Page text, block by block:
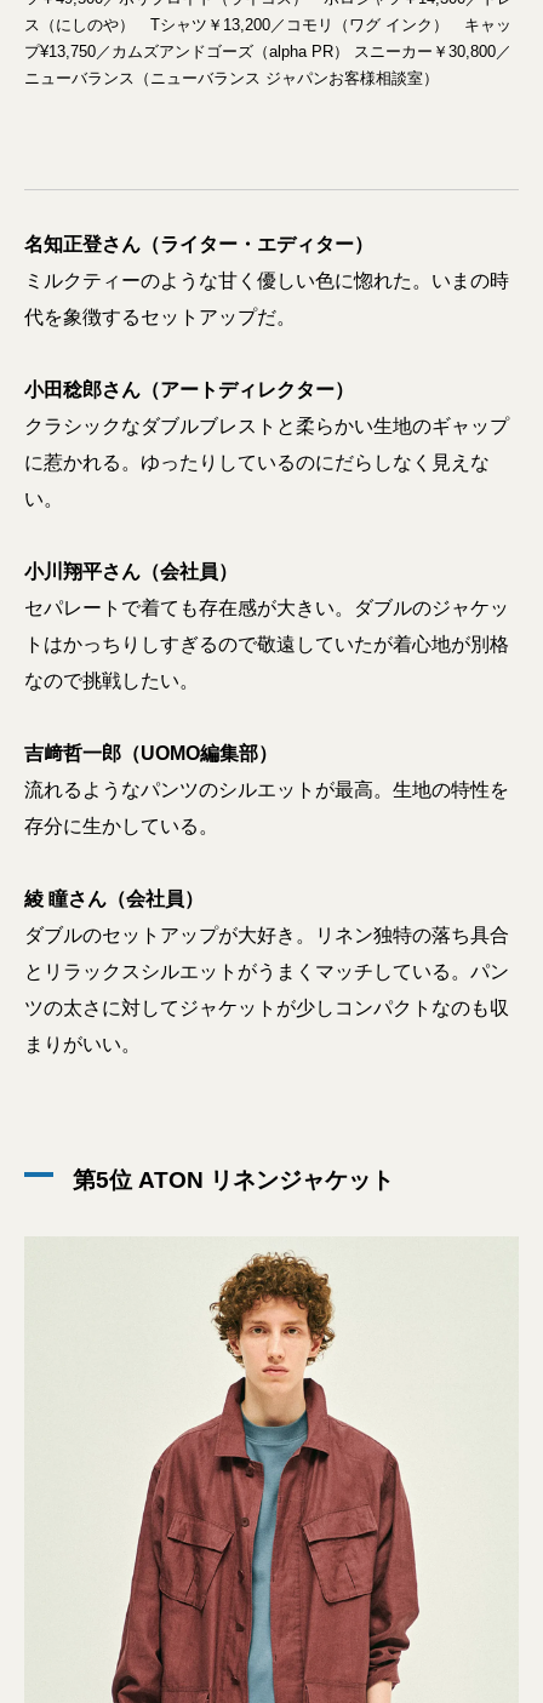
ス（にしのや） Tシャツ￥13,200／コモリ（ワグ インク） キャッ
プ¥13,750／カムズアンドゴーズ（alpha PR） スニーカー￥30,800／
ニューバランス（ニューバランス ジャパンお客様相談室）
名知正登さん（ライター・エディター）
ミルクティーのような甘く優しい色に惚れた。いまの時
代を象徴するセットアップだ。
小田稔郎さん（アートディレクター）
クラシックなダブルブレストと柔らかい生地のギャップ
に惹かれる。ゆったりしているのにだらしなく見えな
い。
小川翔平さん（会社員）
セパレートで着ても存在感が大きい。ダブルのジャケッ
トはかっちりしすぎるので敬遠していたが着心地が別格
なので挑戦したい。
吉﨑哲一郎（UOMO編集部）
流れるようなパンツのシルエットが最高。生地の特性を
存分に生かしている。
綾 瞳さん（会社員）
ダブルのセットアップが大好き。リネン独特の落ち具合
とリラックスシルエットがうまくマッチしている。パン
ツの太さに対してジャケットが少しコンパクトなのも収
まりがいい。
第5位 ATON リネンジャケット